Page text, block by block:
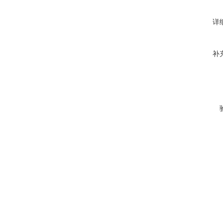
详
补